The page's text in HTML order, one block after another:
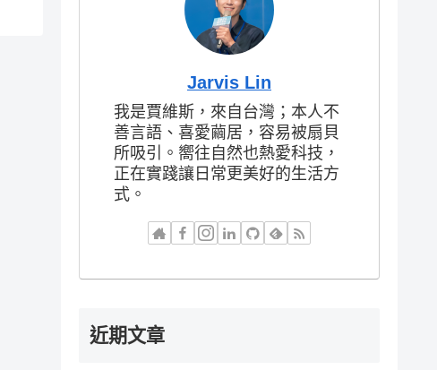
Jarvis Lin
我是賈維斯，來自台灣；本人不
善言語、喜愛繭居，容易被扇貝
所吸引。嚮往自然也熱愛科技，
正在實踐讓日常更美好的生活方
式。
近期文章